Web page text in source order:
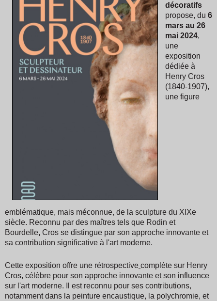
décoratifs
propose, du 6
mars au 26
mai 2024,
une
exposition
dédiée à
Henry Cros
(1840-1907),
une figure
emblématique, mais méconnue, de la sculpture du XIXe
siècle. Reconnu par des maîtres tels que Rodin et
Bourdelle, Cros se distingue par son approche innovante et
sa contribution significative à l'art moderne.
Cette exposition offre une rétrospective complète sur Henry
Cros, célèbre pour son approche innovante et son influence
sur l'art moderne. Il est reconnu pour ses contributions,
notamment dans la peinture encaustique, la polychromie, et